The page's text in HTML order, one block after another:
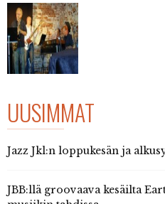
UUSIMMAT
Jazz Jkl:n loppukesän ja
JBB:llä groovaava kesäilta